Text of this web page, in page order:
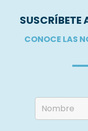
SUSCRÍBETE
CONOCE LAS